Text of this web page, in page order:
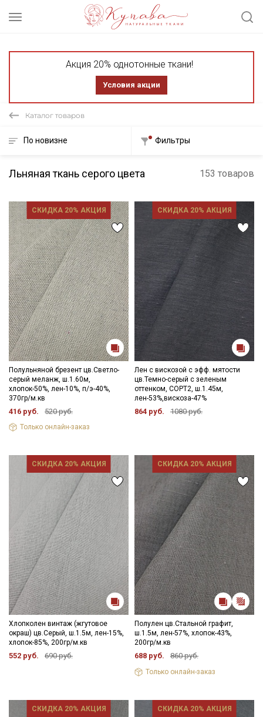
Акция 20% однотонные ткани!
Условия акции
Каталог товаров
По новизне Фильтры
Льняная ткань серого цвета 153 товаров
СКИДКА 20% АКЦИЯ
Полульняной брезент цв.Светло-
серый меланж, ш.1.60м,
хлопок-50%, лен-10%, п/э-40%,
370гр/м.кв
416 руб. 520 руб.
Только онлайн-заказ
СКИДКА 20% АКЦИЯ
Лен с вискозой с эфф. мятости
цв.Темно-серый с зеленым
оттенком, СОРТ2, ш.1.45м,
лен-53%,вискоза-47%
864 руб. 1080 руб.
СКИДКА 20% АКЦИЯ
Хлопколен винтаж (жгутовое
окраш) цв.Серый, ш.1.5м, лен-15%,
хлопок-85%, 200гр/м.кв
552 руб. 690 руб.
СКИДКА 20% АКЦИЯ
Полулен цв.Стальной графит,
ш.1.5м, лен-57%, хлопок-43%,
200гр/м.кв
688 руб. 860 руб.
Только онлайн-заказ
СКИДКА 20% АКЦИЯ СКИДКА 20% АКЦИЯ